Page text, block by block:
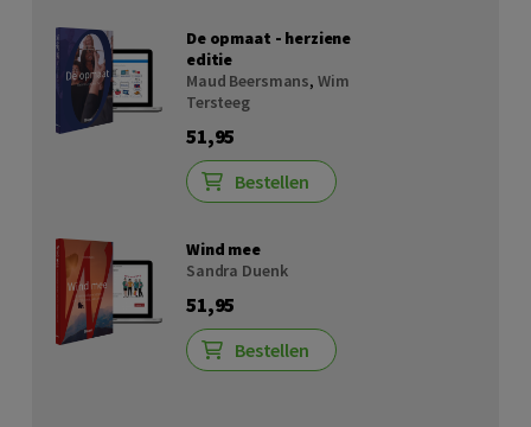
De opmaat - herziene
editie
Maud Beersmans, Wim
Tersteeg
51,95
Bestellen
Wind mee
Sandra Duenk
51,95
Bestellen